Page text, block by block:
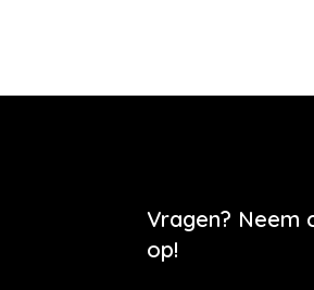
Vragen? Neem
op!